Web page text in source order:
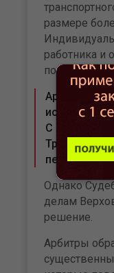
размере
работника и
Арбитры
иск и
С ними
Третья
Однако
делам
решение.
Арбитры